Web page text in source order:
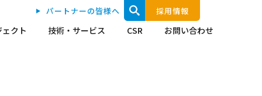
クト 技術・サービス CSR お問い合わせ
パートナーの皆様へ 採用情報